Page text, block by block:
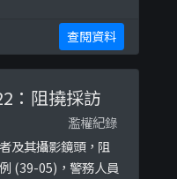
查閱資料
：阻撓採訪
濫權紀錄
及其攝影鏡頭，阻
(39-05)，警務人員